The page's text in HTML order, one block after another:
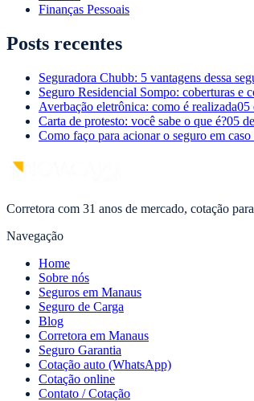
Finanças Pessoais
Posts recentes
Seguradora Chubb: 5 vantagens dessa
Seguro Residencial Sompo: coberturas e
Averbação eletrônica: como é realizada05
Carta de protesto: você sabe o que é?05
Como faço para acionar o seguro em
Corretora com 31 anos de mercado, cotação
Navegação
Home
Sobre nós
Seguros em Manaus
Seguro de Carga
Blog
Corretora em Manaus
Seguro Garantia
Cotação auto (WhatsApp)
Cotação online
Contato / Cotação